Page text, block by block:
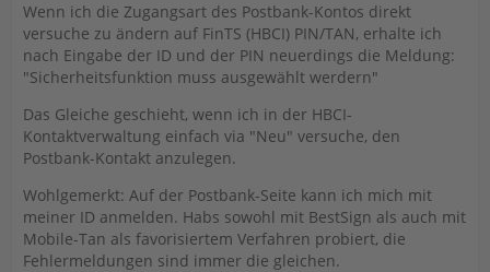
Wenn ich die Zugangsart des Postbank-Kontos direkt
versuche zu ändern auf FinTS (HBCI) PIN/TAN, erhalte ich
nach Eingabe der ID und der PIN neuerdings die Meldung:
"Sicherheitsfunktion muss ausgewählt werdern"
Das Gleiche geschieht, wenn ich in der HBCI-
Kontaktverwaltung einfach via "Neu" versuche, den
Postbank-Kontakt anzulegen.
Wohlgemerkt: Auf der Postbank-Seite kann ich mich mit
meiner ID anmelden. Habs sowohl mit BestSign als auch mit
Mobile-Tan als favorisiertem Verfahren probiert, die
Fehlermeldungen sind immer die gleichen.